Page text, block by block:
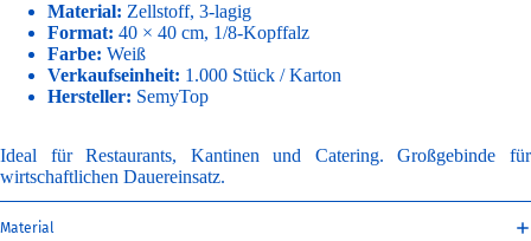
Material: Zellstoff, 3-lagig
Format: 40 × 40 cm, 1/8-Kopffalz
Farbe: Weiß
Verkaufseinheit: 1.000 Stück / Karton
Hersteller: SemyTop
Ideal für Restaurants, Kantinen und Catering. Großgebinde für
wirtschaftlichen Dauereinsatz.
Material